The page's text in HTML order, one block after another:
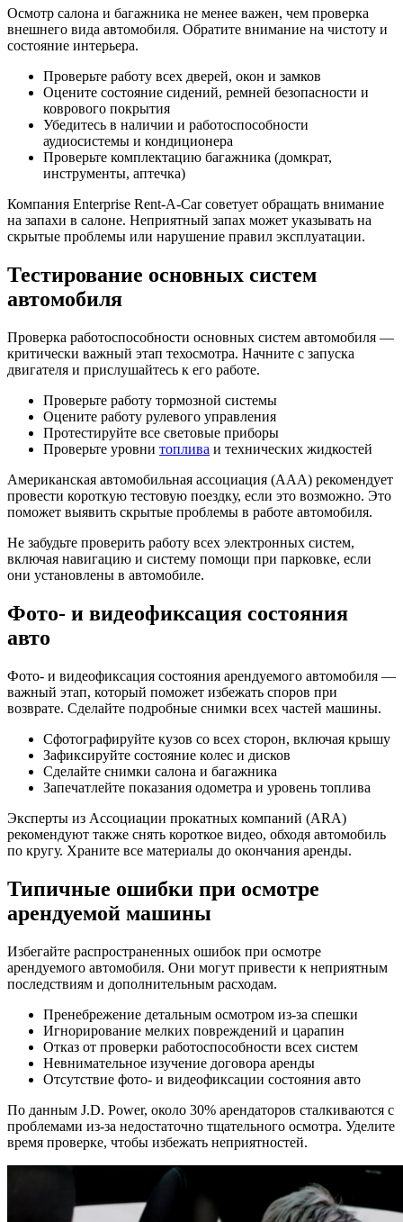
Осмотр салона и багажника не менее важен, чем проверка
внешнего вида автомобиля. Обратите внимание на чистоту и
состояние интерьера.
Проверьте работу всех дверей, окон и замков
Оцените состояние сидений, ремней безопасности и
коврового покрытия
Убедитесь в наличии и работоспособности
аудиосистемы и кондиционера
Проверьте комплектацию багажника (домкрат,
инструменты, аптечка)
Компания Enterprise Rent-A-Car советует обращать внимание
на запахи в салоне. Неприятный запах может указывать на
скрытые проблемы или нарушение правил эксплуатации.
Тестирование основных систем
автомобиля
Проверка работоспособности основных систем автомобиля —
критически важный этап техосмотра. Начните с запуска
двигателя и прислушайтесь к его работе.
Проверьте работу тормозной системы
Оцените работу рулевого управления
Протестируйте все световые приборы
Проверьте уровни топлива и технических жидкостей
Американская автомобильная ассоциация (AAA) рекомендует
провести короткую тестовую поездку, если это возможно. Это
поможет выявить скрытые проблемы в работе автомобиля.
Не забудьте проверить работу всех электронных систем,
включая навигацию и систему помощи при парковке, если
они установлены в автомобиле.
Фото- и видеофиксация состояния
авто
Фото- и видеофиксация состояния арендуемого автомобиля —
важный этап, который поможет избежать споров при
возврате. Сделайте подробные снимки всех частей машины.
Сфотографируйте кузов со всех сторон, включая крышу
Зафиксируйте состояние колес и дисков
Сделайте снимки салона и багажника
Запечатлейте показания одометра и уровень топлива
Эксперты из Ассоциации прокатных компаний (ARA)
рекомендуют также снять короткое видео, обходя автомобиль
по кругу. Храните все материалы до окончания аренды.
Типичные ошибки при осмотре
арендуемой машины
Избегайте распространенных ошибок при осмотре
арендуемого автомобиля. Они могут привести к неприятным
последствиям и дополнительным расходам.
Пренебрежение детальным осмотром из-за спешки
Игнорирование мелких повреждений и царапин
Отказ от проверки работоспособности всех систем
Невнимательное изучение договора аренды
Отсутствие фото- и видеофиксации состояния авто
По данным J.D. Power, около 30% арендаторов сталкиваются с
проблемами из-за недостаточно тщательного осмотра. Уделите
время проверке, чтобы избежать неприятностей.